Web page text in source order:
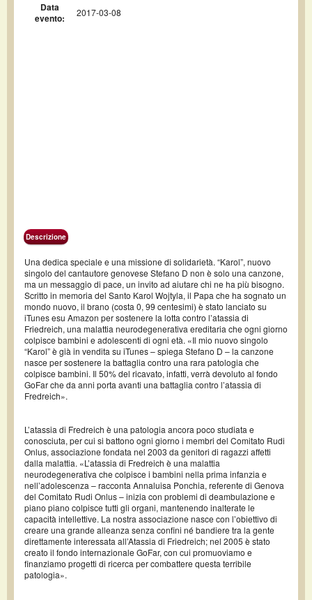
Data
evento:
2017-03-08
Descrizione
Una dedica speciale e una missione di solidarietà. “Karol”, nuovo
singolo del cantautore genovese Stefano D non è solo una canzone,
ma un messaggio di pace, un invito ad aiutare chi ne ha più bisogno.
Scritto in memoria del Santo Karol Wojtyla, il Papa che ha sognato un
mondo nuovo, il brano (costa 0, 99 centesimi) è stato lanciato su
iTunes esu Amazon per sostenere la lotta contro l’atassia di
Friedreich, una malattia neurodegenerativa ereditaria che ogni giorno
colpisce bambini e adolescenti di ogni età. «Il mio nuovo singolo
“Karol” è già in vendita su iTunes – spiega Stefano D – la canzone
nasce per sostenere la battaglia contro una rara patologia che
colpisce bambini. Il 50% del ricavato, infatti, verrà devoluto al fondo
GoFar che da anni porta avanti una battaglia contro l’atassia di
Fredreich».
L’atassia di Fredreich è una patologia ancora poco studiata e
conosciuta, per cui si battono ogni giorno i membri del Comitato Rudi
Onlus, associazione fondata nel 2003 da genitori di ragazzi affetti
dalla malattia. «L’atassia di Fredreich è una malattia
neurodegenerativa che colpisce i bambini nella prima infanzia e
nell’adolescenza – racconta Annaluisa Ponchia, referente di Genova
del Comitato Rudi Onlus – inizia con problemi di deambulazione e
piano piano colpisce tutti gli organi, mantenendo inalterate le
capacità intellettive. La nostra associazione nasce con l’obiettivo di
creare una grande alleanza senza confini né bandiere tra la gente
direttamente interessata all’Atassia di Friedreich; nel 2005 è stato
creato il fondo internazionale GoFar, con cui promuoviamo e
finanziamo progetti di ricerca per combattere questa terribile
patologia».